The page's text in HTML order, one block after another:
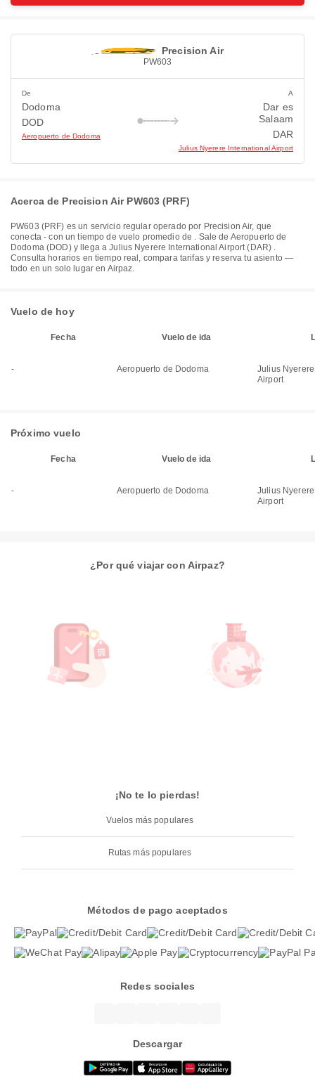
Precision Air
PW603
De
Dodoma
DOD
Aeropuerto de Dodoma
A
Dar es
Salaam
DAR
Julius Nyerere International Airport
Acerca de Precision Air PW603 (PRF)
PW603 (PRF) es un servicio regular operado por Precision Air, que
conecta-con un tiempo de vuelo promedio de . Sale de Aeropuerto de
Dodoma (DOD) y llega aJulius Nyerere International Airport (DAR) .
Consulta horarios en tiempo real, compara tarifas y reserva tu asiento —
todo en un solo lugar en Airpaz.
Vuelo de hoy
Fecha Vuelo de ida
- Aeropuerto de Dodoma
Julius
Airport
Próximo vuelo
Fecha Vuelo de ida
- Aeropuerto de Dodoma
Julius
Airport
¿Por qué viajar con Airpaz?
¡No te lo pierdas!
Vuelos más populares
Rutas más populares
Métodos de pago aceptados
Redes sociales
Descargar